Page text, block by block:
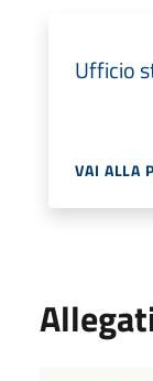
Ufficio
VAI ALLA